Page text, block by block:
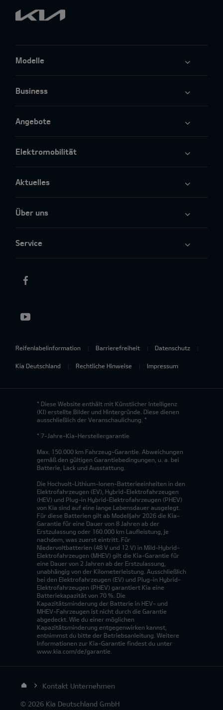
Modelle
Business
Angebote
Elektromobilität
Aktuelles
Über uns
Service
Reifenlabelinformation Barrierefreiheit Datenschutz
Kia Deutschland Rechtliche Hinweise Impressum
* Diese Website enthält mit Künstlicher Intelligenz
(KI) erstellte Bilder und Hintergründe. Diese dienen
ausschließlich der Veranschaulichung. *
* 7-Jahre-Kia-Herstellergarantie
Max. 150.000 km Fahrzeug-Garantie. Abweichungen
gemäß den gültigen Garantiebedingungen, u. a. bei
Batterie, Lack und Ausstattung.
Die Hochvolt-Lithium-Ionen-Batterieeinheiten in den
Elektrofahrzeugen (EV), Hybrid-Elektrofahrzeugen
(HEV) und Plug-in Hybrid-Elektrofahrzeugen (PHEV)
von Kia sind auf eine lange Lebensdauer ausgelegt.
Für diese Batterien gilt ab Modelljahr 2026 die Kia-
Garantie für eine Dauer von 8 Jahren ab der
Erstzulassung oder 160.000 km Laufleistung, je
nachdem, was zuerst eintritt. Für
Niedervoltbatterien (48 V und 12 V) in Mild-Hybrid-
Elektrofahrzeugen (MHEV) gilt die Kia-Garantie für
eine Dauer von 2 Jahren ab der Erstzulassung,
unabhängig von der Kilometerleistung. Ausschließlich
bei den Elektrofahrzeugen (EV) und Plug-in Hybrid-
Elektrofahrzeugen (PHEV) garantiert Kia eine
Batteriekapazität von 70 %. Die
Kapazitätsminderung der Batterie in HEV- und
MHEV-Fahrzeugen ist nicht durch die Garantie
abgedeckt. Wie du einer möglichen
Kapazitätsminderung entgegenwirken kannst,
entnimmst du bitte der Betriebsanleitung. Weitere
Informationen zur Kia-Garantie findest du unter
www.kia.com/de/garantie.
Kontakt Unternehmen
© 2026 Kia Deutschland GmbH